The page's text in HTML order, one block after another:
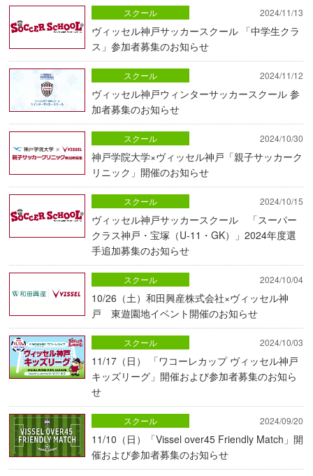
2024/11/13
ヴィッセル神戸サッカースクール 「中学生クラ
ス」参加者募集のお知らせ
スクール
2024/11/12
ヴィッセル神戸ウィンターサッカースクール 参
加者募集のお知らせ
スクール
2024/10/30
神戸学院大学×ヴィッセル神戸「親子サッカーク
リニック」開催のお知らせ
スクール
2024/10/15
ヴィッセル神戸サッカースクール 「スーパー
クラス神戸・宝塚（U-11・GK）」2024年度選
手追加募集のお知らせ
スクール
2024/10/04
10/26（土）和田興産株式会社×ヴィッセル神
戸 東遊園地イベント開催のお知らせ
スクール
2024/10/03
11/17（日） 「ワコーレカップ ヴィッセル神戸
キッズリーグ」開催および参加者募集のお知ら
せ
スクール
2024/09/20
11/10（日）「Vissel over45 Friendly Match」開
催および参加者募集のお知らせ
スクール